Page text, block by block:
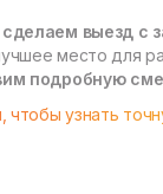
сделаем выезд с
место для
подробную
чтобы узнать